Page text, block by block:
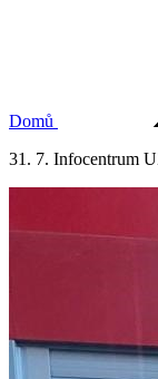
Domů
31. 7. Infocentrum